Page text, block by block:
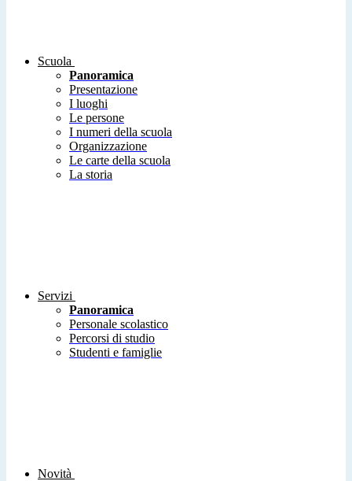
Scuola
Panoramica
Presentazione
I luoghi
Le persone
I numeri della scuola
Organizzazione
Le carte della scuola
La storia
Servizi
Panoramica
Personale scolastico
Percorsi di studio
Studenti e famiglie
Novità